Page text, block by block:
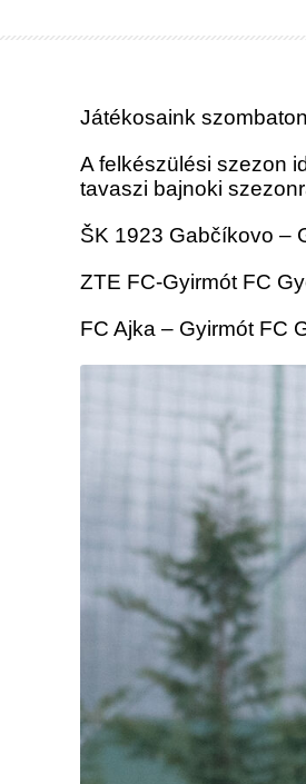
Játékosaink
A felkészülési szezon
tavaszi bajnoki
ŠK 1923 Gabčíkovo –
ZTE FC-Gyirmót FC
FC Ajka – Gyirmót FC